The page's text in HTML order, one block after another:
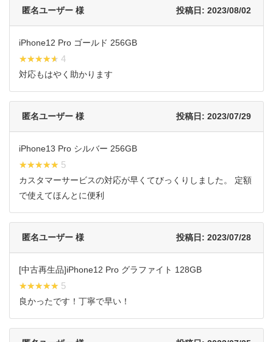
匿名ユーザー 様 投稿日: 2023/08/02
iPhone12 Pro ゴールド 256GB
★★★★★
★★★★★ 4
対応もはやく助かります
匿名ユーザー 様 投稿日: 2023/07/29
iPhone13 Pro シルバー 256GB
★★★★★
★★★★★ 5
カスタマーサービスの対応が早くてびっくりしました。 定額
で使えてほんとに便利
匿名ユーザー 様 投稿日: 2023/07/28
[中古再生品]iPhone12 Pro グラファイト 128GB
★★★★★
★★★★★ 5
良かったです！丁寧で早い！